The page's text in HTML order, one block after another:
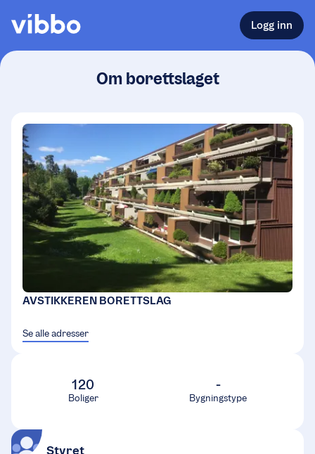
Logg inn
Om borettslaget
AVSTIKKEREN BORETTSLAG
Se alle adresser
120
Boliger
-
Bygningstype
Styret